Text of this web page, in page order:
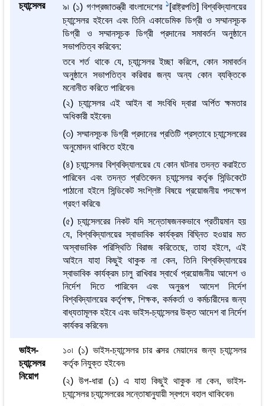
চ্যান্সেলর ৯৷ (১) গণপ্রজাতন্ত্রী বাংলাদেশের 1[রাষ্ট্রপতি] বিশ্ববিদ্যালয়ের
চ্যান্সেলর হইবেন এবং তিনি একাডেমিক ডিগ্রী ও সম্মানসূচক
ডিগ্রী ও সম্মানসূচক ডিগ্রী প্রদানের সমাবর্তন অনুষ্ঠানে
সভাপতিত্ব করিবেন:
তবে শর্ত থাকে যে, চ্যান্সেলর ইচ্ছা করিলে, কোন সমাবর্তন
অনুষ্ঠানে সভাপতিত্ব করিবার জন্য অন্য কোন ব্যক্তিকে
মনোনীত করিতে পারিবেন৷
(২) চ্যান্সেলর এই আইন বা সংবিধি দ্বারা অর্পিত ক্ষমতার
অধিকারী হইবেন৷
(৩) সম্মানসূচক ডিগ্রী প্রদানের প্রতিটি প্রস্তাবে চ্যান্সেলরের
অনুমোদন থাকিতে হইবে৷
(৪) চ্যান্সেলর বিশ্ববিদ্যালয়ের যে কোন ঘটনার তদন্ত করাইতে
পারিবেন এবং তদন্ত প্রতিবেদন চ্যান্সেলর কর্তৃক সিন্ডিকেটে
পাঠানো হইলে সিন্ডিকেট সংশ্লিষ্ট বিষয়ে প্রয়োজনীয় পদক্ষেপ
গ্রহণ করিবে৷
(৫) চ্যান্সেলরের নিকট যদি সন্তোষজনকভাবে প্রতীয়মান হয়
যে, বিশ্ববিদ্যালয়ের স্বাভাবিক কার্যক্রম বিঘ্নিত হওয়ার মত
অস্বাভাবিক পরিস্থিতি বিরাজ করিতেছে, তাহা হইলে, এই
আইনে যাহা কিছুই থাকুক না কেন, তিনি বিশ্ববিদ্যালয়ের
স্বাভাবিক কার্যক্রম চালু রাখিবার স্বার্থে প্রয়োজনীয় আদেশ ও
নির্দেশ দিতে পারিবেন এবং অনুরূপ আদেশ নির্দেশ
বিশ্ববিদ্যালয়ের কর্তৃপক্ষ, শিক্ষক, কর্মকর্তা ও কর্মচারীদের জন্য
বাধ্যতামূলক হইবে এবং ভাইস-চ্যান্সেলর উক্ত আদেশ বা নির্দেশ
কার্যকর করিবেন৷
ভাইস-
চ্যান্সেলর
নিয়োগ
১০৷ (১) ভাইস-চ্যান্সেলর চার বত্সর মেয়াদের জন্য চ্যান্সেলর
কর্তৃক নিযুক্ত হইবেন৷
(২) উপ-ধারা (১) এ যাহা কিছুই থাকুক না কেন, ভাইস-
চ্যান্সেলর চ্যান্সেলরের সন্তোষানুযায়ী স্বপদে বহাল থাকিবেন৷